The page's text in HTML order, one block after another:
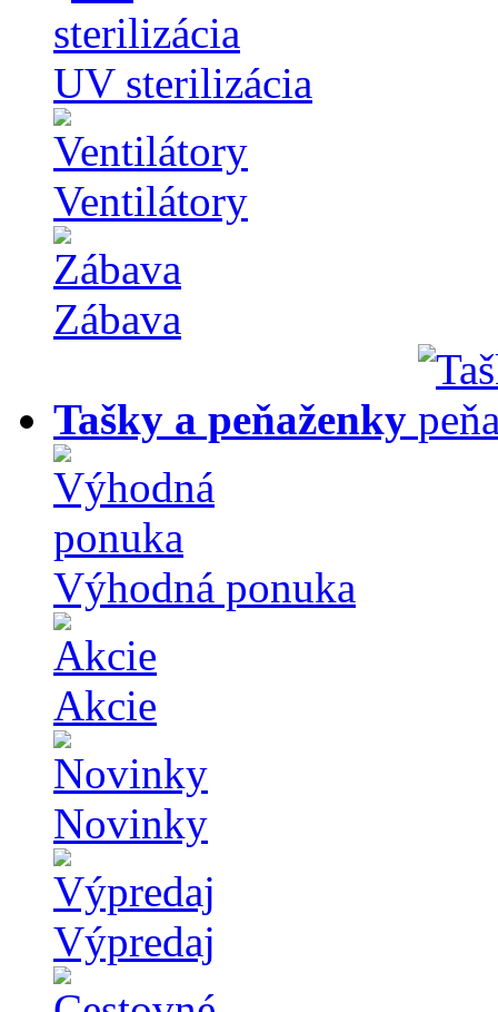
UV sterilizácia
Ventilátory
Zábava
Tašky a peňaženky
Výhodná ponuka
Akcie
Novinky
Výpredaj